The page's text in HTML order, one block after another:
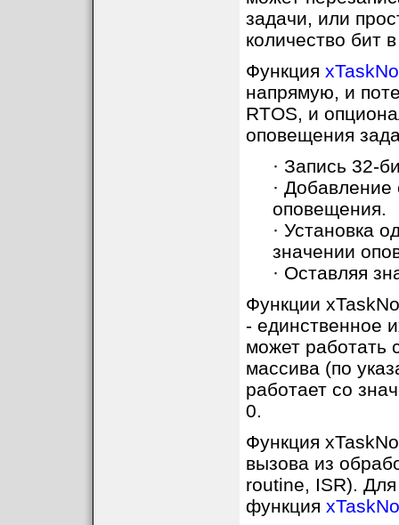
задачи, или
количество бит
Функция
напрямую, и
RTOS, и
оповещения
· Запись 32-
·
оповещения.
· Установка
значении
· Оставляя
Функции
- единственное
может работать
массива (по
работает со
0.
Функция
вызова из
routine, ISR).
функция